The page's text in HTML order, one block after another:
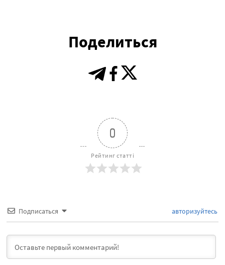
Поделиться
0
Рейтинг статті
Подписаться авторизуйтесь